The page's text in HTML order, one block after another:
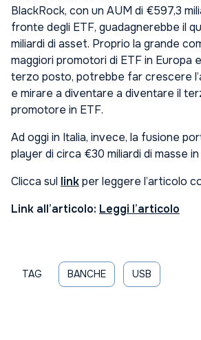
BlackRock, con un AUM di €597,3
fronte degli ETF, guadagnerebbe il
miliardi di asset. Proprio la grande
maggiori promotori di ETF in Europa
terzo posto, potrebbe far crescere
e mirare a diventare a diventare il
promotore in ETF.
Ad oggi in Italia, invece, la fusione
player di circa €30 miliardi di masse
Clicca sul linkper leggere l’articolo
Link all’articolo: Leggi l’articolo
TAG BANCHE USB